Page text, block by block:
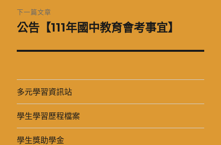
章:
下一篇文章
下
篇
章:
公告【111年國中教育會考事宜】
多元學習資訊站
學生學習歷程檔案
學生獎助學金